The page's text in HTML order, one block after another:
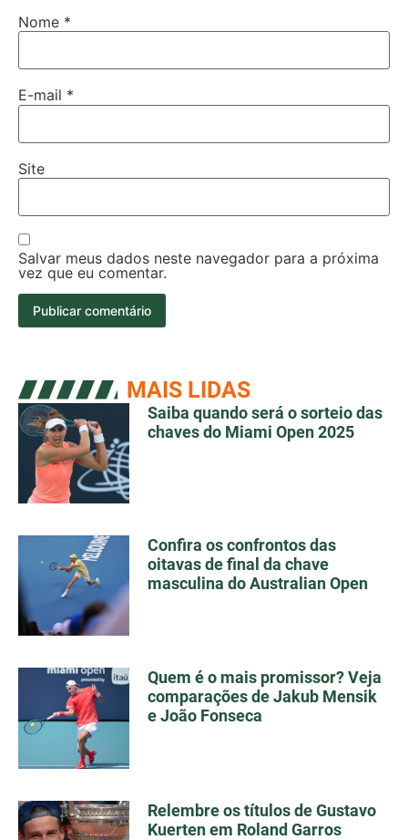
Nome *
E-mail *
Site
Salvar meus dados neste navegador para a próxima
vez que eu comentar.
MAIS LIDAS
Saiba quando será o sorteio das
chaves do Miami Open 2025
Confira os confrontos das
oitavas de final da chave
masculina do Australian Open
Quem é o mais promissor? Veja
comparações de Jakub Mensik
e João Fonseca
Relembre os títulos de Gustavo
Kuerten em Roland Garros